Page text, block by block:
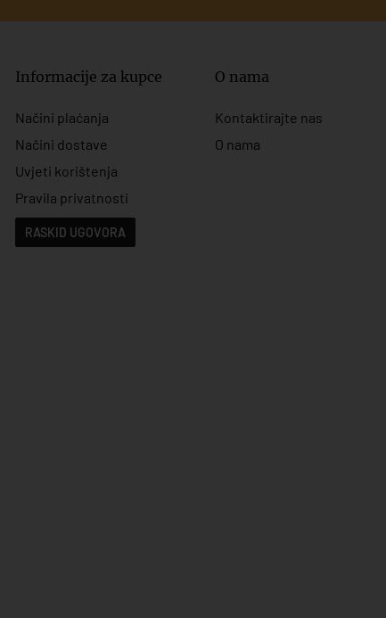
Informacije za kupce
Načini plaćanja
Načini dostave
Uvjeti korištenja
Pravila privatnosti
RASKID UGOVORA
O nama
Kontaktirajte nas
O nama